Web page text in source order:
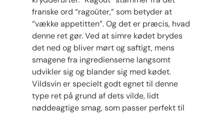
franske ord “ragoûter,” som betyder at
“vække appetitten”. Og det er præcis, hvad
denne ret gør. Ved at simre kødet brydes
det ned og bliver mørt og saftigt, mens
smagene fra ingredienserne langsomt
udvikler sig og blander sig med kødet.
Vildsvin er specielt godt egnet til denne
type ret på grund af dets vilde, lidt
nøddeagtige smag, som passer perfekt til